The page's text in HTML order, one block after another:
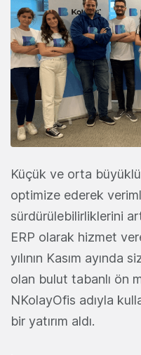
Küçük ve orta
optimize ederek
sürdürülebilirliklerini
ERP olarak hizmet
yılının Kasım ayında
olan bulut tabanlı ön
NKolayOfis adıyla
bir yatırım aldı.